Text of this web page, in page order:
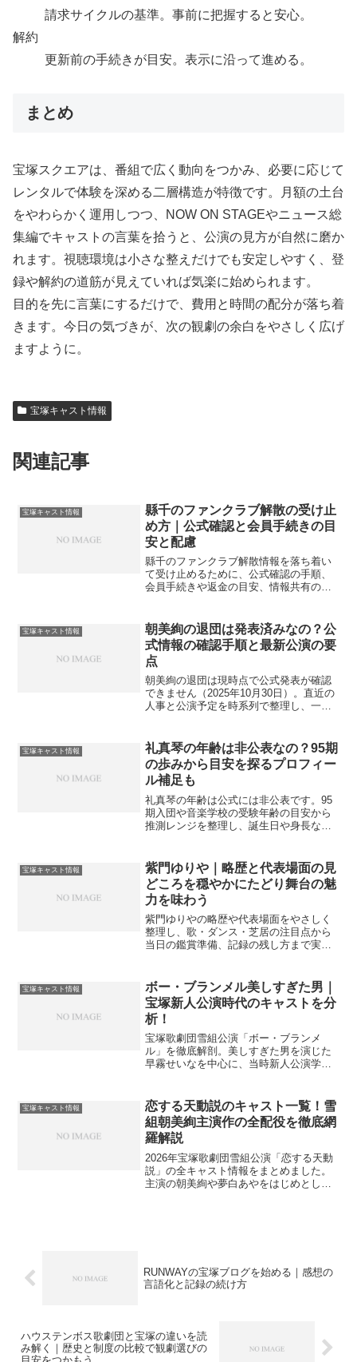
請求サイクルの基準。事前に把握すると安心。
解約
更新前の手続きが目安。表示に沿って進める。
まとめ
宝塚スクエアは、番組で広く動向をつかみ、必要に応じて
レンタルで体験を深める二層構造が特徴です。月額の土台
をやわらかく運用しつつ、NOW ON STAGEやニュース総
集編でキャストの言葉を拾うと、公演の見方が自然に磨か
れます。視聴環境は小さな整えだけでも安定しやすく、登
録や解約の道筋が見えていれば気楽に始められます。
目的を先に言葉にするだけで、費用と時間の配分が落ち着
きます。今日の気づきが、次の観劇の余白をやさしく広げ
ますように。
宝塚キャスト情報
関連記事
宝塚キャスト情報
縣千のファンクラブ解散の受け止
め方｜公式確認と会員手続きの目
安と配慮
縣千のファンクラブ解散情報を落ち着い
て受け止めるために、公式確認の手順、
会員手続きや返金の目安、情報共有の配
宝塚キャスト情報
朝美絢の退団は発表済みなの？公
式情報の確認手順と最新公演の要
点
朝美絢の退団は現時点で公式発表が確認
できません（2025年10月30日）。直近の
人事と公演予定を時系列で整理し、一次
宝塚キャスト情報
礼真琴の年齢は非公表なの？95期
の歩みから目安を探るプロフィー
ル補足も
礼真琴の年齢は公式には非公表です。95
期入団や音楽学校の受験年齢の目安から
推測レンジを整理し、誕生日や身長など
す。
宝塚キャスト情報
紫門ゆりや｜略歴と代表場面の見
どころを穏やかにたどり舞台の魅
力を味わう
紫門ゆりやの略歴や代表場面をやさしく
整理し、歌・ダンス・芝居の注目点から
当日の鑑賞準備、記録の残し方まで実務
宝塚キャスト情報
ボー・ブランメル美しすぎた男｜
宝塚新人公演時代のキャストを分
析！
宝塚歌劇団雪組公演「ボー・ブランメ
ル」を徹底解剖。美しすぎた男を演じた
早霧せいなを中心に、当時新人公演学年
や作品の魅力を詳しく解説。これを読め
ば当時の雪組の層の厚さがわかります。
宝塚キャスト情報
恋する天動説のキャスト一覧！雪
組朝美絢主演作の全配役を徹底網
羅解説
2026年宝塚歌劇団雪組公演「恋する天動
説」の全キャスト情報をまとめました。
主演の朝美絢や夢白あやをはじめとした
RUNWAYの宝塚ブログを始める｜感想の
言語化と記録の続け方
ハウステンボス歌劇団と宝塚の違いを読
み解く｜歴史と制度の比較で観劇選びの